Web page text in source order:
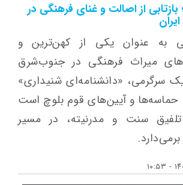
از اصالت و غنای فرهنگی در
به عنوان یکی از کهن‌ترین و
میراث فرهنگی در جنوب‌شرق
یک سرگرمی، «دانشنامه‌ای شنیداری»
حماسه‌ها و آیین‌های قوم بلوچ است
سنت و مدرنیته، در مسیر